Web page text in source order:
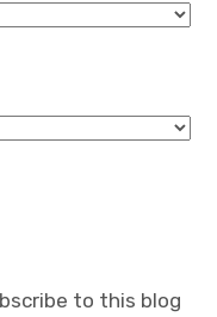
to this blog